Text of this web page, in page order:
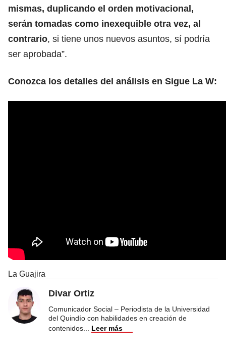
mismas, duplicando el orden motivacional,
serán tomadas como inexequible otra vez, al
contrario, si tiene unos nuevos asuntos, sí podría
ser aprobada”.
Conozca los detalles del análisis en Sigue La W:
La Guajira
Divar Ortiz
Comunicador Social – Periodista de la Universidad
del Quindío con habilidades en creación de
contenidos
Leer más